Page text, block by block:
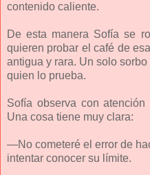
contenido caliente.
De esta manera Sofía se
quieren probar el café de
antigua y rara. Un solo
quien lo prueba.
Sofía observa con
Una cosa tiene muy clara:
—No cometeré el error de
intentar conocer su límite.